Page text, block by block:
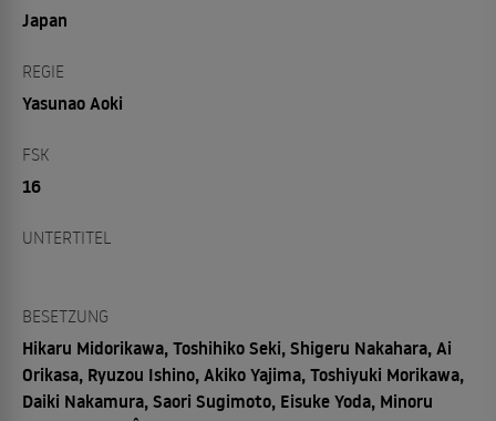
Japan
REGIE
Yasunao Aoki
FSK
16
UNTERTITEL
BESETZUNG
Hikaru Midorikawa, Toshihiko Seki, Shigeru Nakahara, Ai
Orikasa, Ryuzou Ishino, Akiko Yajima, Toshiyuki Morikawa,
Daiki Nakamura, Saori Sugimoto, Eisuke Yoda, Minoru